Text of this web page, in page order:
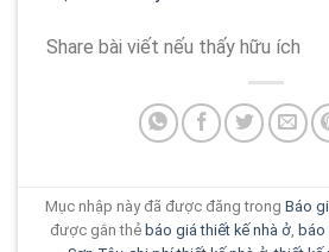
Share bài viết nếu thấy hữu ích
Mục nhập này đã được đăng trong Báo
được gắn thẻ báo giá thiết kế nhà ở, báo